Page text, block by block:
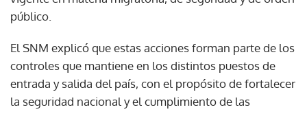
público.
El SNM explicó que estas acciones forman parte de los
controles que mantiene en los distintos puestos de
entrada y salida del país, con el propósito de fortalecer
la seguridad nacional y el cumplimiento de las